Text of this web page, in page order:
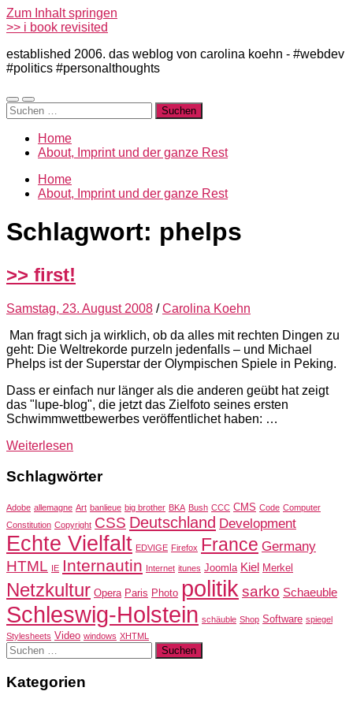
Zum Inhalt springen
>> i book revisited
established 2006. das weblog von carolina koehn - #webdev
#politics #personalthoughts
Mobile-
Menü
Suchfeld
ein-/ausblenden
Suchen
nach:
Home
About, Imprint und der ganze Rest
Home
About, Imprint und der ganze Rest
Schlagwort: phelps
>> first!
Samstag, 23. August 2008 /Carolina Koehn
Man fragt sich ja wirklich, ob da alles mit rechten Dingen zu
geht: Die Weltrekorde purzeln jedenfalls – und Michael
Phelps ist der Superstar der Olympischen Spiele in Peking.
Dass er einfach nur länger als die anderen geübt hat zeigt
das "lupe-blog", die jetzt das Zielfoto seines ersten
Schwimmwettbewerbes veröffentlichet haben: …
Weiterlesen
Schlagwörter
Adobe allemagne Art banlieue big brother BKA Bush CCC CMS Code Computer
Constitution Copyright CSS Deutschland Development
Echte Vielfalt EDVIGE Firefox France Germany
HTML IE Internautin Internet itunes Joomla Kiel Merkel
Netzkultur Opera Paris Photo politik sarko Schaeuble
Schleswig-Holstein schäuble Shop Software spiegel
Stylesheets Video windows XHTML
Suchen
nach:
Kategorien